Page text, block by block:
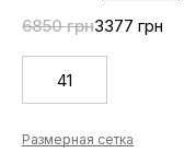
6850 грн3377 грн
41
Размерная сетка